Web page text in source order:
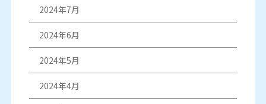
2024年7月
2024年6月
2024年5月
2024年4月